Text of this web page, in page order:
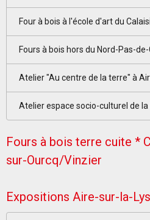
Four à bois à l'école d'art du
Fours à bois hors du Nord-Pas-
Atelier "Au centre de la terre" à
Atelier espace socio-culturel de la
Fours à bois terre cuite *
sur-Ourcq/Vinzier
Expositions Aire-sur-la-Lys